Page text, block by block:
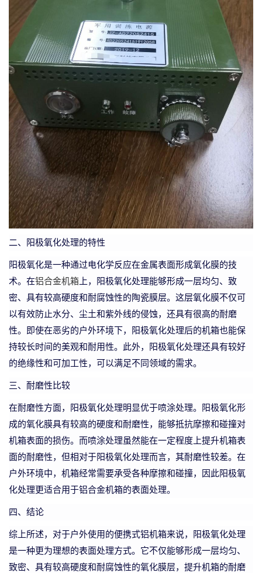
二、阳极氧化处理的特性
阳极氧化是一种通过电化学反应在金属表面形成氧化膜的技
术。在铝合金机箱 上，阳极氧化处理能够形成一层均匀、致
密、具有较高硬度和耐腐蚀性的陶瓷膜层。这层氧化膜不仅可
以有效防止水分、尘土和紫外线的侵蚀，还具有很高的耐磨
性。即使在恶劣的户外环境下，阳极氧化处理后的机箱也能保
持较长时间的美观和耐用性。此外，阳极氧化处理还具有较好
的绝缘性和可加工性，可以满足不同领域的需求。
三、耐磨性比较
在耐磨性方面，阳极氧化处理明显优于喷涂处理。阳极氧化形
成的氧化膜具有较高的硬度和耐磨性，能够抵抗摩擦和碰撞对
机箱表面的损伤。而喷涂处理虽然能在一定程度上提升机箱表
面的耐磨性，但相对于阳极氧化处理而言，其耐磨性较差。在
户外环境中，机箱经常需要承受各种摩擦和碰撞，因此阳极氧
化处理更适合用于铝合金机箱的表面处理。
四、结论
综上所述，对于户外使用的便携式铝机箱来说，阳极氧化处理
是一种更为理想的表面处理方式。它不仅能够形成一层均匀、
致密、具有较高硬度和耐腐蚀性的氧化膜层，提升机箱的耐磨